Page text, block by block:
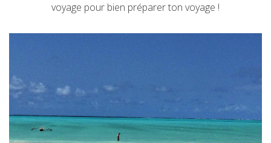
voyage pour bien préparer ton voyage !